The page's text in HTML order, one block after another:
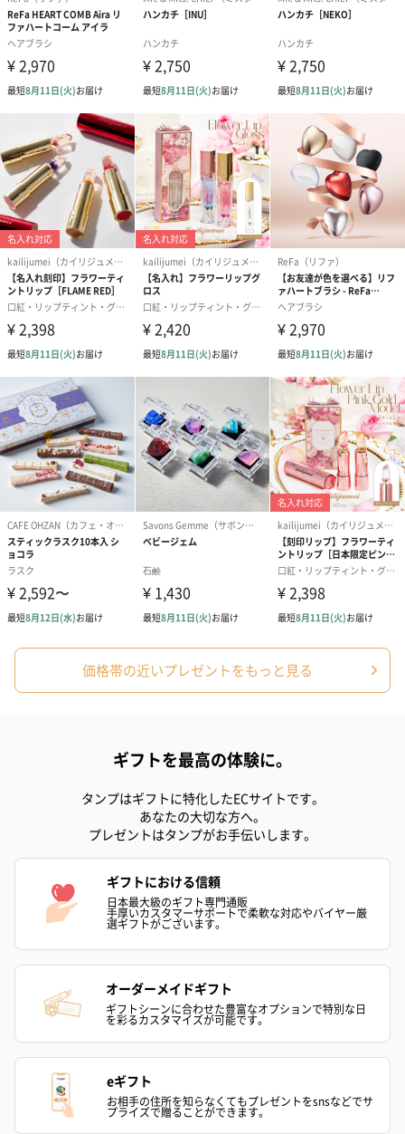
価格帯の近いプレゼントをもっと見る
ギフトを最高の体験に。
タンプはギフトに特化したECサイトです。
あなたの大切な方へ。
プレゼントはタンプがお手伝いします。
ギフトにおける信頼
日本最大級のギフト専門通販
手厚いカスタマーサポートで柔軟な対応やバイヤー厳
選ギフトがございます。
オーダーメイドギフト
ギフトシーンに合わせた豊富なオプションで特別な日
を彩るカスタマイズが可能です。
eギフト
お相手の住所を知らなくてもプレゼントをsnsなどでサ
プライズで贈ることができます。